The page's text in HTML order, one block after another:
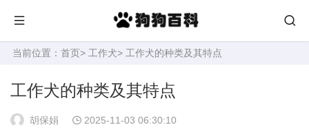
当前位置： 首页> 工作犬> 工作犬的种类及其特点
工作犬的种类及其特点
胡保娟 2025-11-03 06:30:10